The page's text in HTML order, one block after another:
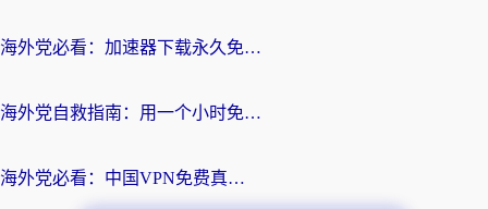
海外党必看：加速器下载永久免费版真的存在吗？教你无缝访问国内资源的正确姿势
海外党自救指南：用一个小时免费加速器，轻松打破国内资源访问壁垒？
海外党必看：中国VPN免费真的靠谱吗？手把手教你选对回国加速器